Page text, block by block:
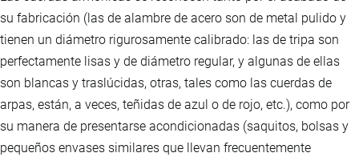
su fabricación (las de alambre de acero son de metal pulido y
tienen un diámetro rigurosamente calibrado: las de tripa son
perfectamente lisas y de diámetro regular, y algunas de ellas
son blancas y traslúcidas, otras, tales como las cuerdas de
arpas, están, a veces, teñidas de azul o de rojo, etc.), como por
su manera de presentarse acondicionadas (saquitos, bolsas y
pequeños envases similares que llevan frecuentemente